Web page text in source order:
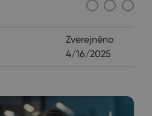
Zverejněno
4/16/2025